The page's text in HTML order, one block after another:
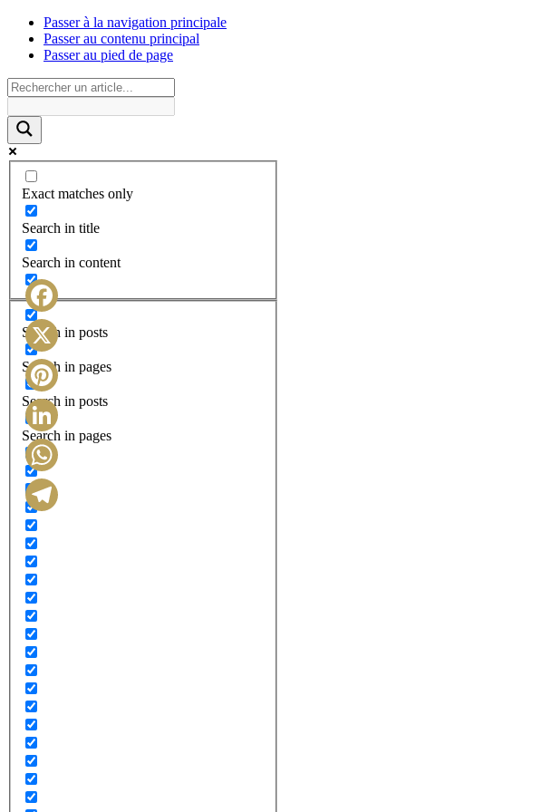
Passer à la navigation principale
Passer au contenu principal
Passer au pied de page
Exact matches only
Search in title
Search in content
Search in posts
Search in pages
Search in posts
Search in pages
Facebook
X
Pinterest
LinkedIn
WhatsApp
Telegram